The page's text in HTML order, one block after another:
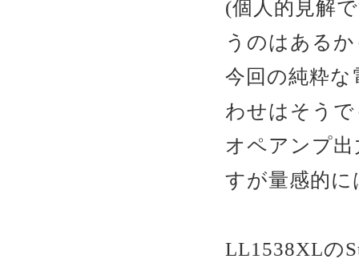
(個人的見解
うのはある
今回の純粋
わせはそう
オペアンプ
すが量感的
LL1538XLの